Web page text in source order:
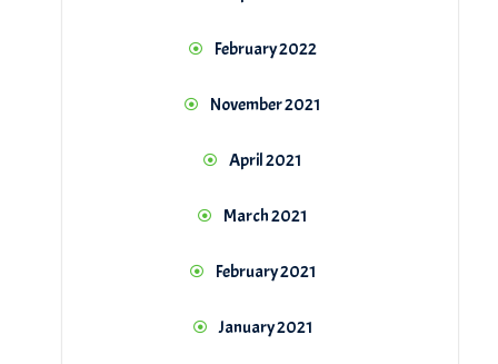
February 2022
November 2021
April 2021
March 2021
February 2021
January 2021